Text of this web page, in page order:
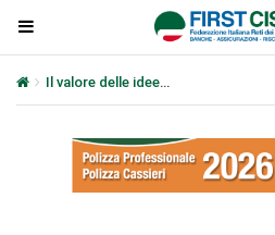
Il valore delle idee